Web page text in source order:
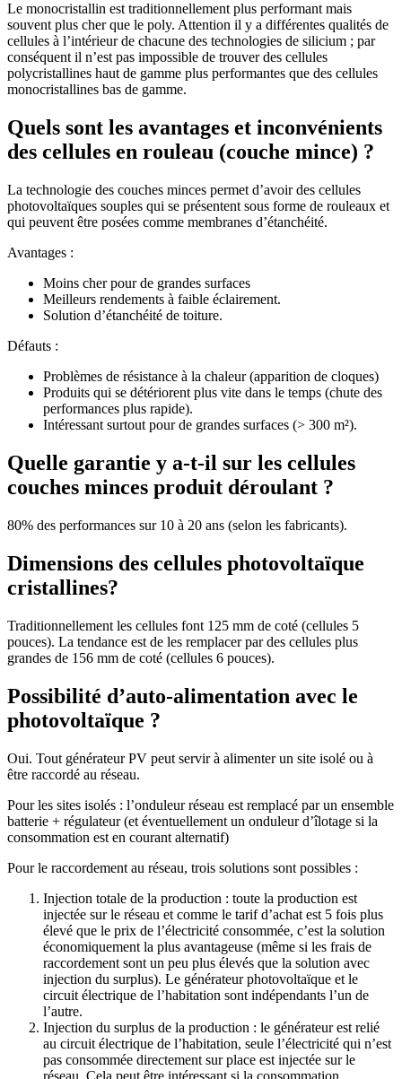
Le monocristallin est traditionnellement plus performant mais
souvent plus cher que le poly. Attention il y a différentes qualités de
cellules à l’intérieur de chacune des technologies de silicium ; par
conséquent il n’est pas impossible de trouver des cellules
polycristallines haut de gamme plus performantes que des cellules
monocristallines bas de gamme.
Quels sont les avantages et inconvénients
des cellules en rouleau (couche mince) ?
La technologie des couches minces permet d’avoir des cellules
photovoltaïques souples qui se présentent sous forme de rouleaux et
qui peuvent être posées comme membranes d’étanchéité.
Avantages :
Moins cher pour de grandes surfaces
Meilleurs rendements à faible éclairement.
Solution d’étanchéité de toiture.
Défauts :
Problèmes de résistance à la chaleur (apparition de cloques)
Produits qui se détériorent plus vite dans le temps (chute des
performances plus rapide).
Intéressant surtout pour de grandes surfaces (> 300 m²).
Quelle garantie y a-t-il sur les cellules
couches minces produit déroulant ?
80% des performances sur 10 à 20 ans (selon les fabricants).
Dimensions des cellules photovoltaïque
cristallines?
Traditionnellement les cellules font 125 mm de coté (cellules 5
pouces). La tendance est de les remplacer par des cellules plus
grandes de 156 mm de coté (cellules 6 pouces).
Possibilité d’auto-alimentation avec le
photovoltaïque ?
Oui. Tout générateur PV peut servir à alimenter un site isolé ou à
être raccordé au réseau.
Pour les sites isolés : l’onduleur réseau est remplacé par un ensemble
batterie + régulateur (et éventuellement un onduleur d’îlotage si la
consommation est en courant alternatif)
Pour le raccordement au réseau, trois solutions sont possibles :
Injection totale de la production : toute la production est
injectée sur le réseau et comme le tarif d’achat est 5 fois plus
élevé que le prix de l’électricité consommée, c’est la solution
économiquement la plus avantageuse (même si les frais de
raccordement sont un peu plus élevés que la solution avec
injection du surplus). Le générateur photovoltaïque et le
circuit électrique de l’habitation sont indépendants l’un de
l’autre.
Injection du surplus de la production : le générateur est relié
au circuit électrique de l’habitation, seule l’électricité qui n’est
pas consommée directement sur place est injectée sur le
réseau. Cela peut être intéressant si la consommation